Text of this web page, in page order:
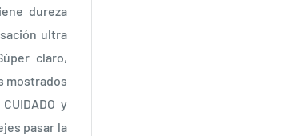
dureza
ultra
claro,
mostrados
y
pasar la